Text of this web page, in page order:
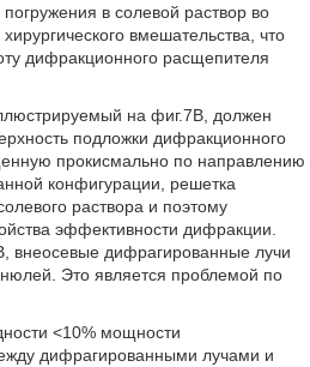
в солевой раствор во
вмешательства, что
дифракционного расщепителя
на фиг.7B, должен
подложки дифракционного
прокисмально по направлению
конфигурации, решетка
раствора и поэтому
эффективности дифракции.
внеосевые дифрагированные лучи
Это является проблемой по
<10% мощности
дифрагированными лучами и